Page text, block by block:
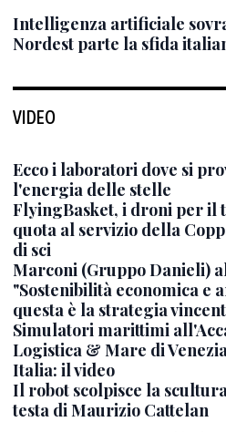
Intelligenza artificiale
Nordest parte la sfida
VIDEO
Ecco i laboratori dove si
l'energia delle stelle
FlyingBasket, i droni per il
quota al servizio della
di sci
Marconi (Gruppo Danieli)
"Sostenibilità economica e
questa è la strategia
Simulatori marittimi
Logistica & Mare di
Italia: il video
Il robot scolpisce la
testa di Maurizio Cattelan